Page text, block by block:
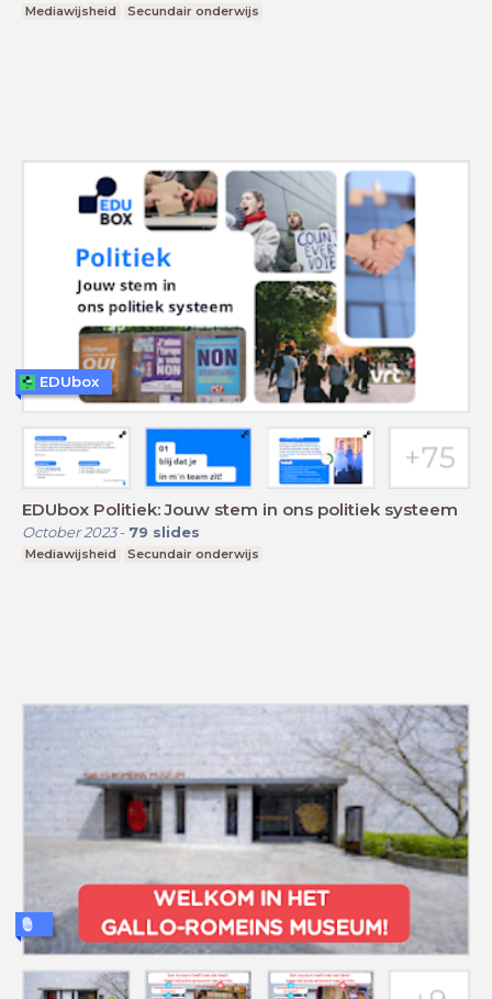
Mediawijsheid Secundair onderwijs
EDUbox Politiek: Jouw stem in ons politiek systeem
October 2023- 79 slides
Mediawijsheid Secundair onderwijs
EDUbox